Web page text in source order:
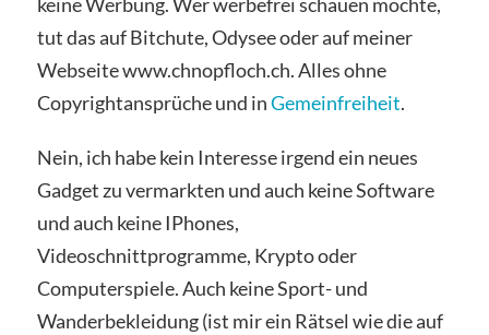
keine Werbung. Wer werbefrei schauen möchte,
tut das auf Bitchute, Odysee oder auf meiner
Webseite www.chnopfloch.ch. Alles ohne
Copyrightansprüche und inGemeinfreiheit.
Nein, ich habe kein Interesse irgend ein neues
Gadget zu vermarkten und auch keine Software
und auch keine IPhones,
Videoschnittprogramme, Krypto oder
Computerspiele. Auch keine Sport- und
Wanderbekleidung (ist mir ein Rätsel wie die auf